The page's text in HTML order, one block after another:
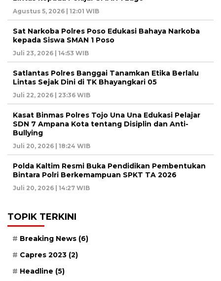
Agustus 5, 2026 | 12:01 WIB
Sat Narkoba Polres Poso Edukasi Bahaya Narkoba
kepada Siswa SMAN 1 Poso
Juli 23, 2026 | 14:53 WIB
Satlantas Polres Banggai Tanamkan Etika Berlalu
Lintas Sejak Dini di TK Bhayangkari 05
Juli 22, 2026 | 23:36 WIB
Kasat Binmas Polres Tojo Una Una Edukasi Pelajar
SDN 7 Ampana Kota tentang Disiplin dan Anti-
Bullying
Juli 20, 2026 | 18:24 WIB
Polda Kaltim Resmi Buka Pendidikan Pembentukan
Bintara Polri Berkemampuan SPKT TA 2026
Juli 20, 2026 | 14:27 WIB
TOPIK TERKINI
Breaking News (6)
Capres 2023 (2)
Headline (5)